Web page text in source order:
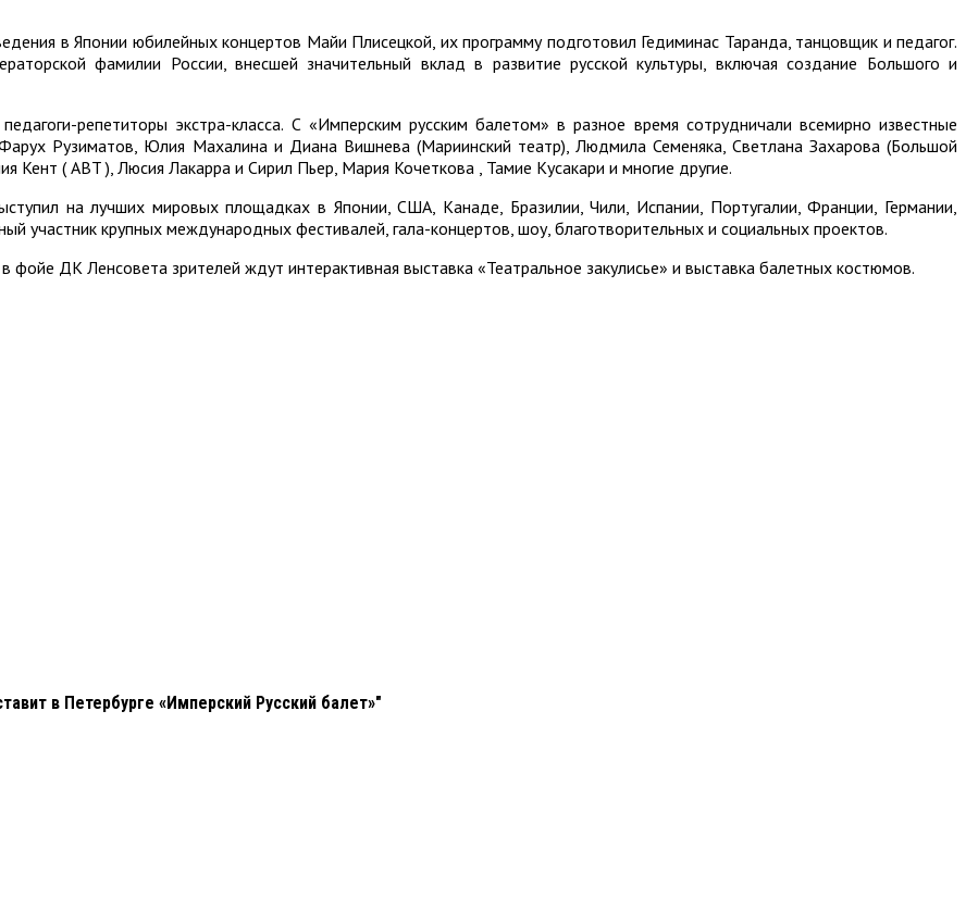
в Японии юбилейных концертов Майи Плисецкой, их программу подготовил Гедиминас Таранда, танцовщик и педагог.
фамилии России, внесшей значительный вклад в развитие русской культуры, включая создание Большого и
репетиторы экстра-класса. С «Имперским русским балетом» в разное время сотрудничали всемирно известные
Рузиматов, Юлия Махалина и Диана Вишнева (Мариинский театр), Людмила Семеняка, Светлана Захарова (Большой
( ABT ), Люсия Лакарра и Сирил Пьер, Мария Кочеткова , Тамие Кусакари и многие другие.
на лучших мировых площадках в Японии, США, Канаде, Бразилии, Чили, Испании, Португалии, Франции, Германии,
участник крупных международных фестивалей, гала-концертов, шоу, благотворительных и социальных проектов.
фойе ДК Ленсовета зрителей ждут интерактивная выставка «Театральное закулисье» и выставка балетных костюмов.
в Петербурге «Имперский Русский балет»"